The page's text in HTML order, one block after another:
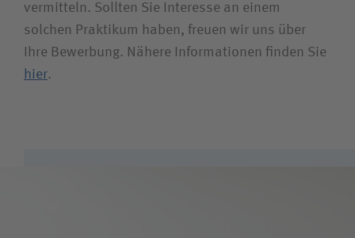
vermitteln. Sollten Sie Interesse an einem
solchen Praktikum haben, freuen wir uns über
Ihre Bewerbung. Nähere Informationen finden Sie
hier.